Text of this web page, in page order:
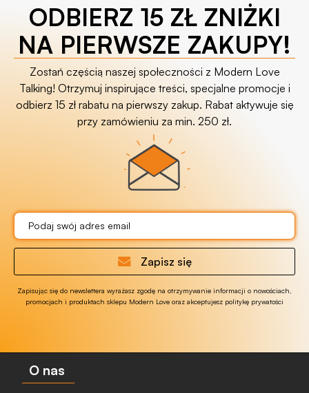
ODBIERZ 15 ZŁ ZNIŻKI
NA PIERWSZE ZAKUPY!
Zostań częścią naszej społeczności z Modern Love
Talking! Otrzymuj inspirujące treści, specjalne promocje i
odbierz 15 zł rabatu na pierwszy zakup. Rabat aktywuje się
przy zamówieniu za min. 250 zł.
Zapisz się
Zapisując się do newslettera wyrażasz zgodę na otrzymywanie informacji o nowościach,
promocjach i produktach sklepu Modern Love oraz akceptujesz politykę prywatości
O nas